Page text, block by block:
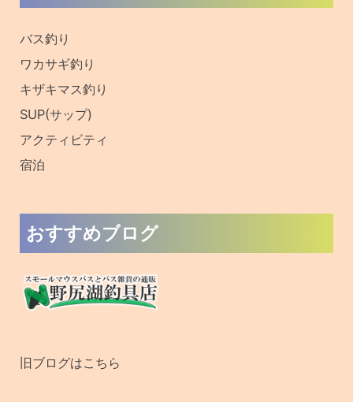
バス釣り
ワカサギ釣り
キザキマス釣り
SUP(サップ)
アクティビティ
宿泊
おすすめブログ
旧ブログはこちら